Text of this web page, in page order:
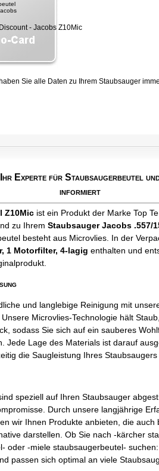
Sie alle Daten zu Ihrem Staubsauger
Experte für Staubsaugerbeutel
informiert
Z10Mic ist ein Produkt der Marke Top
zu IhremStaubsauger Jacobs .557/
besteht aus Microvlies. In der
1 Motorfilter, 4-lagig enthalten und
und langlebige Reinigung mit
Microvlies-Technologie hält
sodass Sie sich auf ein sauberes
Jede Lage des Materials ist darauf
die Saugleistung Ihres
speziell auf Ihren Staubsauger
Durch unsere langjährige
wir Ihnen Produkte anbieten, die auch
darstellen. Ob Sie nach -kärcher
oder -miele staubsaugerbeutel-
passen sich optimal an viele